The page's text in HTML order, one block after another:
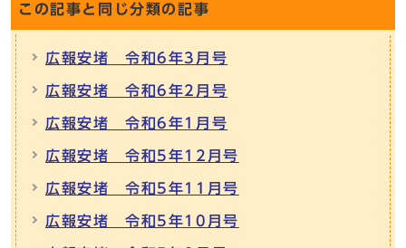
この記事と同じ分類の記事
広報安堵 令和6年3月号
広報安堵 令和6年2月号
広報安堵 令和6年1月号
広報安堵 令和5年12月号
広報安堵 令和5年11月号
広報安堵 令和5年10月号